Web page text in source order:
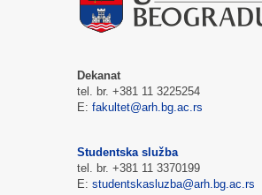
Dekanat
tel. br. +381 11 3225254
E: fakultet@arh.bg.ac.rs
Studentska služba
tel. br. +381 11 3370199
E: studentskasluzba@arh.bg.ac.rs